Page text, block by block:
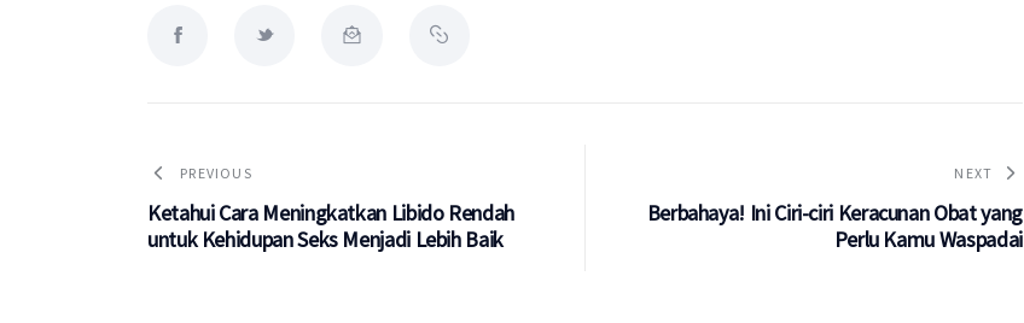
PREVIOUS
Ketahui Cara Meningkatkan Libido Rendah
untuk Kehidupan Seks Menjadi Lebih Baik
NEXT
Berbahaya! Ini Ciri-ciri Keracunan Obat yang
Perlu Kamu Waspadai